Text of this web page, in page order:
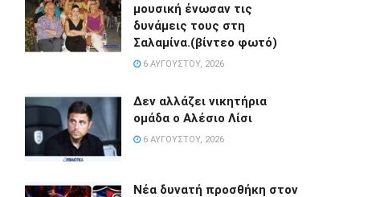
μουσική ένωσαν τις
δυνάμεις τους στη
Σαλαμίνα.(βίντεο φωτό)
6 ΑΥΓΟΎΣΤΟΥ, 2026
Δεν αλλάζει νικητήρια
ομάδα ο Αλέσιο Λίσι
6 ΑΥΓΟΎΣΤΟΥ, 2026
Νέα δυνατή προσθήκη στον